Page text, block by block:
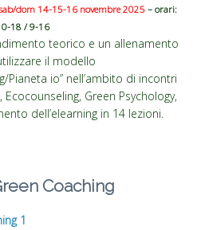
dom 14-15-16 novembre 2025 – orari:
18 / 9-16
teorico e un allenamento
il modello
Pianeta io” nell’ambito di incontri
Ecocounseling, Green Psychology,
dell’elearning in 14 lezioni.
Coaching
1